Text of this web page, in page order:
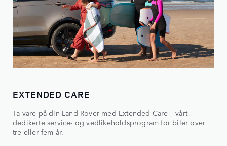
EXTENDED CARE
Ta vare på din Land Rover med Extended Care – vårt
dedikerte service- og vedlikeholdsprogram for biler over
tre eller fem år.